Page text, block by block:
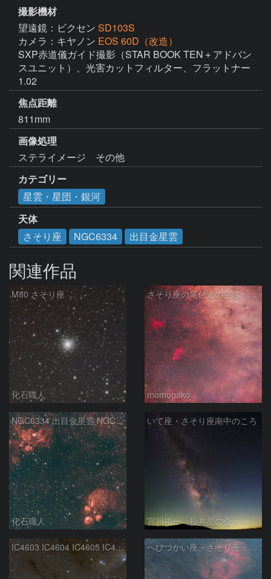
撮影機材
望遠鏡：ビクセン SD103S
カメラ：キヤノン EOS 60D（改造）
SXP赤道儀ガイド撮影（STAR BOOK TEN＋アドバン
スユニット）、光害カットフィルター、フラットナー
1.02
焦点距離
811mm
画像処理
ステライメージ　その他
カテゴリー
星雲・星団・銀河
天体
さそり座
NGC6334 出目金星雲
関連作品
M80 さそり座
化石職人
さそり座の尾付近の空域 260718
momonako
NGC6334 出目金星雲 NGC6357 彼岸花星雲 さそり座
化石職人
いて座・さそり座南中のころ
宮川祐一「福井星の会」
IC4603 IC4604 IC4605 IC4606 Sh2-9 IC4592 カラフルタウン 青い馬頭星雲 さそり座 へびつかい座・さそり座・いて座と天の川